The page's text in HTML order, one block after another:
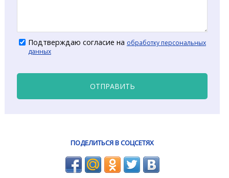
Подтверждаю согласие на обработку персональных
данных
ОТПРАВИТЬ
ПОДЕЛИТЬСЯ В СОЦСЕТЯХ